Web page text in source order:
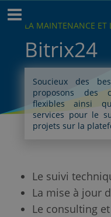
LA MAINTENANCE ET
Bitrix24
Soucieux des
proposons des
flexibles ainsi
services pour le
projets sur la
Le suivi
La mise à jour
Le consulting